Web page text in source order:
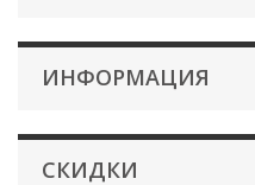
ИНФОРМАЦИЯ
СКИДКИ